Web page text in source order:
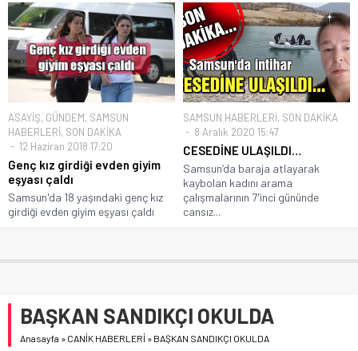
ASAYİŞ, GÜNDEM, SAMSUN
HABERLERİ, SON DAKİKA
12 Haziran 2018 17:20
Genç kız girdiği evden giyim
eşyası çaldı
Samsun'da 18 yaşındaki genç kız
girdiği evden giyim eşyası çaldı
SAMSUN HABERLERİ, SON DAKİKA
8 Aralık 2020 15:47
CESEDİNE ULAŞILDI…
Samsun’da baraja atlayarak
kaybolan kadını arama
çalışmalarının 7'inci gününde
cansız...
BAŞKAN SANDIKÇI OKULDA
Anasayfa » CANİK HABERLERİ » BAŞKAN SANDIKÇI OKULDA